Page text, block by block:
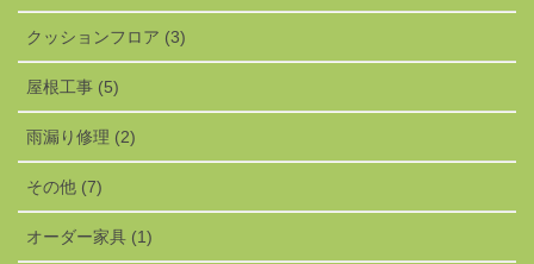
クッションフロア (3)
屋根工事 (5)
雨漏り修理 (2)
その他 (7)
オーダー家具 (1)